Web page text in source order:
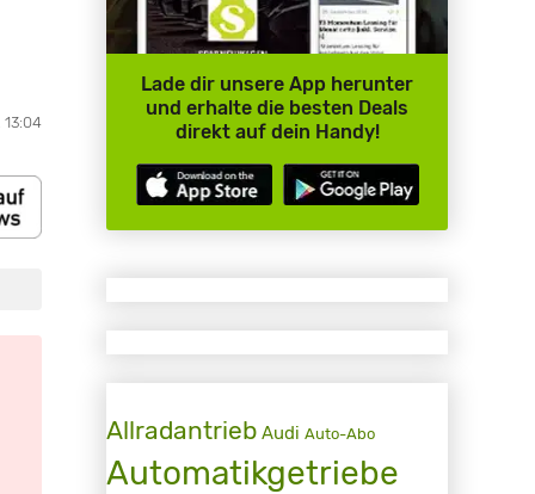
13:04
Lade dir unsere App herunter
und erhalte die besten Deals
direkt auf dein Handy!
Allradantrieb Audi Auto-Abo
Automatikgetriebe